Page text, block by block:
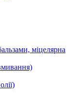
міцелярна